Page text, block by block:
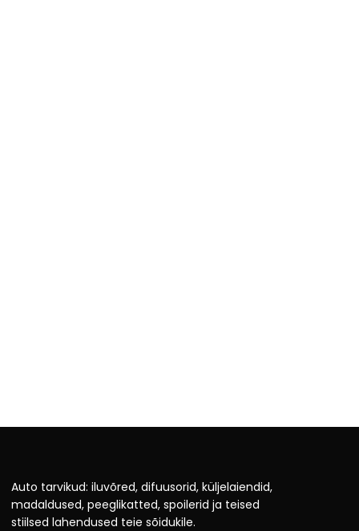
Auto tarvikud: iluvõred, difuusorid, küljelaiendid,
madaldused, peeglikatted, spoilerid ja teised
stiilsed lahendused teie sõidukile.